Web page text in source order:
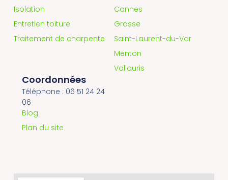
Isolation
Entretien toiture
Traitement de charpente
Cannes
Grasse
Saint-Laurent-du-Var
Menton
Vallauris
Coordonnées
Téléphone : 06 51 24 24
06
Blog
Plan du site